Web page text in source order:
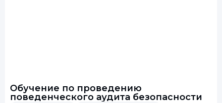
Обучение по проведению
поведенческого аудита безопасности